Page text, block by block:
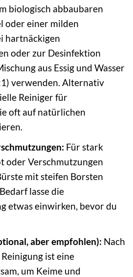
biologisch abbaubaren
oder einer milden
hartnäckigen
oder zur Desinfektion
aus Essig und Wasser
verwenden. Alternativ
Reiniger für
oft auf natürlichen
Für stark
oder Verschmutzungen
mit steifen Borsten
lasse die
etwas einwirken, bevor du
aber empfohlen): Nach
ist eine
um Keime und